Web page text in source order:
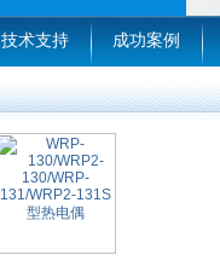
技术支持 成功案例